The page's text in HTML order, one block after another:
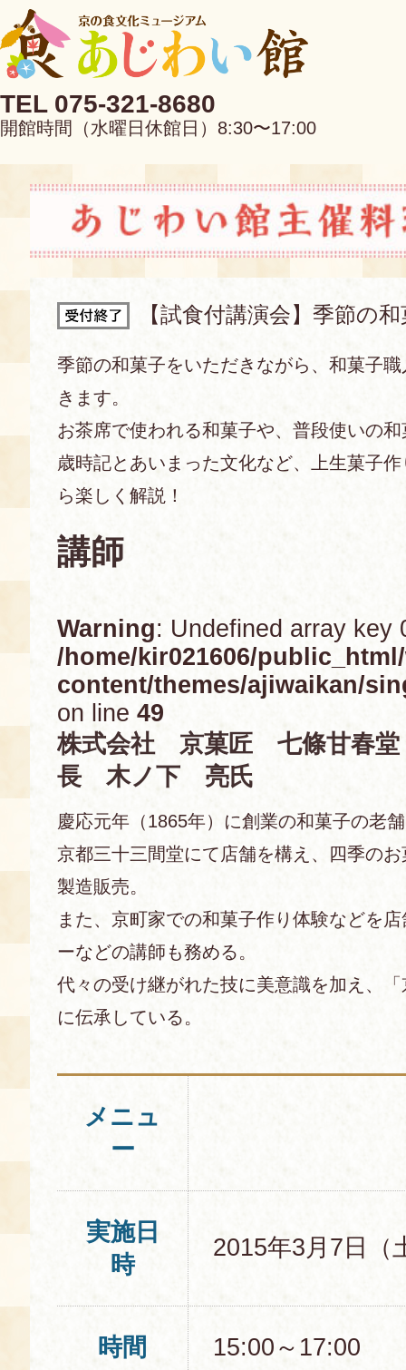
TEL 075-321-8680
開館時間（水曜日休館日）8:30〜17:00
EN 中文
当館について
あじわい館とは
FAQ
料理教室
募集中の教室
キャンセル・ご変更
食の海援隊・陸援隊 会員限定
展示室のご紹介
お土産コーナー
レンタル
備品リスト
空き状況・ご予約
使用料・お支払い方法
団体向け見学・体験
食の語り部の部屋
展示見学
講演会付き料理教室
あじわい館弁当
【試食付講演会】季節の
季節の和菓子をいただきながら、和菓子
きます。
お茶席で使われる和菓子や、普段使いの
歳時記とあいまった文化など、上生菓子
ら楽しく解説！
講師
Warning: Undefined array key
/home/kir021606/
content/themes/ajiwaikan/
on line 49
株式会社 京菓匠 七條甘春
長 木ノ下 亮氏
慶応元年（1865年）に創業の和菓子の老
京都三十三間堂にて店舗を構え、四季の
製造販売。
また、京町家での和菓子作り体験などを
ーなどの講師も務める。
代々の受け継がれた技に美意識を加え、
に伝承している。
メニュ
ー
実施日
時
2015年3月7日（
時間 15:00～17:00